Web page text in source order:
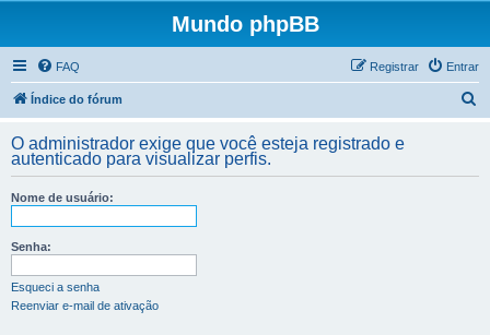
Mundo phpBB
FAQ Entrar
Registrar
Índice do fórum
q
O administrador exige que você esteja registrado e
autenticado para visualizar perfis.
Nome de usuário:
Senha:
Esqueci a senha
Reenviar e-mail de ativação